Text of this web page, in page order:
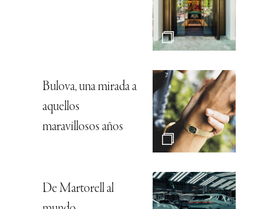
Bulova, una mirada a
aquellos
maravillosos años
De Martorell al